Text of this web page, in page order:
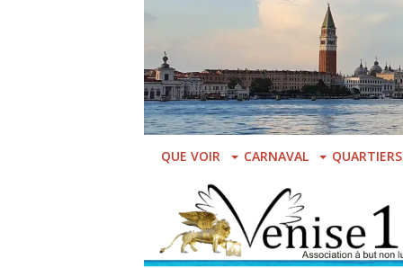
main
content
QUE VOIR CARNAVAL QUARTIERS